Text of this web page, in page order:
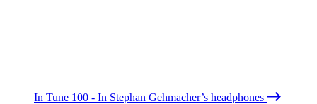
In Tune 100 - In Stephan Gehmacher’s headphones